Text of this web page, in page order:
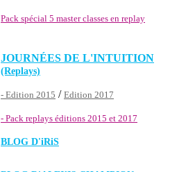
Pack spécial 5 master classes en replay
JOURNÉES DE L'INTUITION
(Replays)
- Edition 2015 / Edition 2017
- Pack replays éditions 2015 et 2017
BLOG D'iRiS